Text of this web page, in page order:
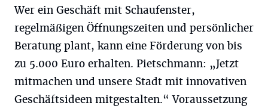
Wer ein Geschäft mit Schaufenster,
regelmäßigen Öffnungszeiten und persönlicher
Beratung plant, kann eine Förderung von bis
zu 5.000 Euro erhalten. Pietschmann: „Jetzt
mitmachen und unsere Stadt mit innovativen
Geschäftsideen mitgestalten.“ Voraussetzung